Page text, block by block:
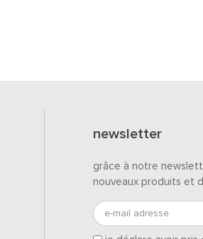
newsletter
grâce à notre
nouveaux produits et
e-mail adresse